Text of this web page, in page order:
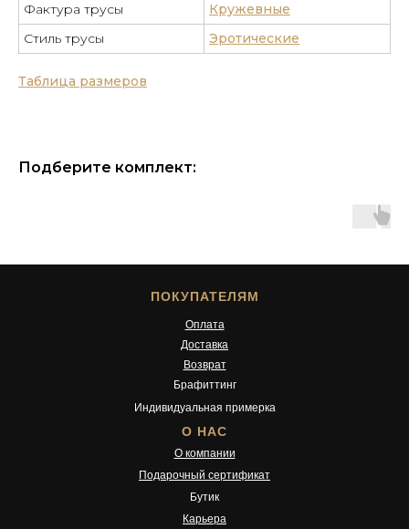
Таблица размеров
Фактура трусы
Кружевные
Стиль трусы
Эротические
Подберите комплект:
ПОКУПАТЕЛЯМ
О НАС
Оплата
Доставка
Брафиттинг
Индивидуальная примерка
Возврат
Подарочный сертификат
О компании
Бутик
Карьера